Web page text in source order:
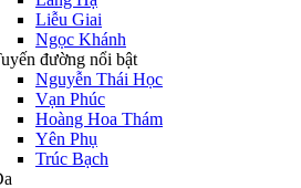
Liễu Giai
Ngọc Khánh
đường nổi bật
Nguyễn Thái Học
Vạn Phúc
Hoàng Hoa Thám
Yên Phụ
Trúc Bạch